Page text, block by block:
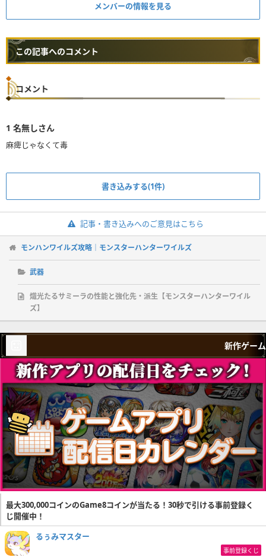
メンバーの情報を見る
この記事へのコメント
コメント
1 名無しさん
麻痺じゃなくて毒
書き込みする(1件)
記事・書き込みへのご意見はこちら
モンハンワイルズ攻略｜モンスターハンターワイルズ
武器
熾光たるサミーラの性能と強化先・派生【モンスターハンターワイル
ズ】
新作ゲーム
最大300,000コインのGame8コインが当たる！30秒で引ける事前登録く
じ開催中！
るぅみマスター
事前登録くじ